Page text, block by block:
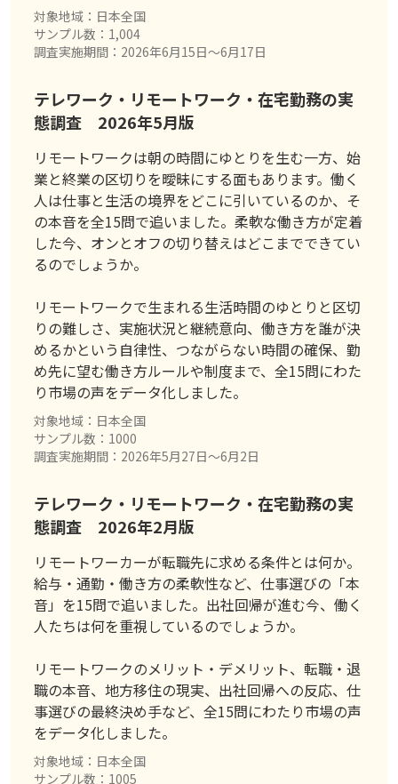
対象地域：日本全国
サンプル数：1,004
調査実施期間：2026年6月15日〜6月17日
テレワーク・リモートワーク・在宅勤務の実
態調査 2026年5月版
リモートワークは朝の時間にゆとりを生む一方、始
業と終業の区切りを曖昧にする面もあります。働く
人は仕事と生活の境界をどこに引いているのか、そ
の本音を全15問で追いました。柔軟な働き方が定着
した今、オンとオフの切り替えはどこまでできてい
るのでしょうか。
リモートワークで生まれる生活時間のゆとりと区切
りの難しさ、実施状況と継続意向、働き方を誰が決
めるかという自律性、つながらない時間の確保、勤
め先に望む働き方ルールや制度まで、全15問にわた
り市場の声をデータ化しました。
対象地域：日本全国
サンプル数：1000
調査実施期間：2026年5月27日〜6月2日
テレワーク・リモートワーク・在宅勤務の実
態調査 2026年2月版
リモートワーカーが転職先に求める条件とは何か。
給与・通勤・働き方の柔軟性など、仕事選びの「本
音」を15問で追いました。出社回帰が進む今、働く
人たちは何を重視しているのでしょうか。
リモートワークのメリット・デメリット、転職・退
職の本音、地方移住の現実、出社回帰への反応、仕
事選びの最終決め手など、全15問にわたり市場の声
をデータ化しました。
対象地域：日本全国
サンプル数：1005